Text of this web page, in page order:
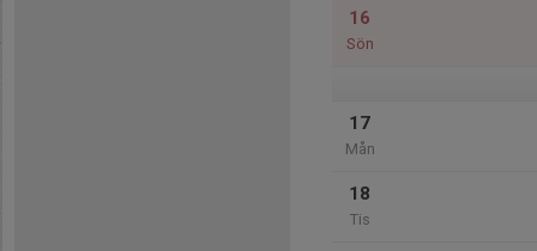
16
Sön
17
Mån
18
Tis